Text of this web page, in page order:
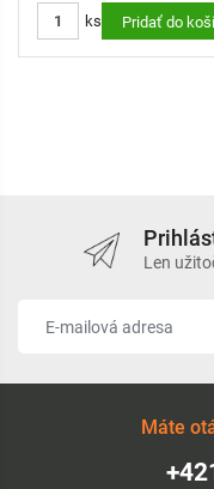
ks Pridať do
Len
Máte